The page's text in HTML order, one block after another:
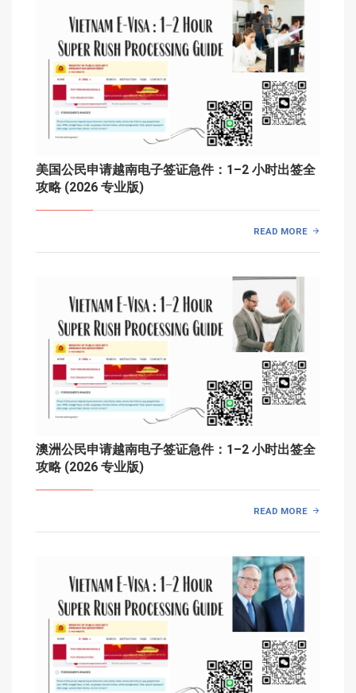
美国公民申请越南电子签证急件：1–2 小时出签全
攻略 (2026 专业版)
READ MORE
澳洲公民申请越南电子签证急件：1–2 小时出签全
攻略 (2026 专业版)
READ MORE